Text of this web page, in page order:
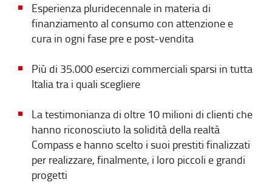
Esperienza pluridecennale in materia di
finanziamento al consumo con attenzione e
cura in ogni fase pre e post-vendita
Più di 35.000 esercizi commerciali sparsi in tutta
Italia tra i quali scegliere
La testimonianza di oltre 10 milioni di clienti che
hanno riconosciuto la solidità della realtà
Compass e hanno scelto i suoi prestiti finalizzati
per realizzare, finalmente, i loro piccoli e grandi
progetti